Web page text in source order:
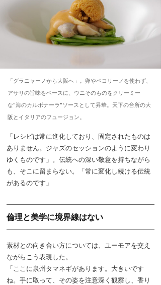
「グラニャーノから大阪へ」。卵やペコリーノを使わず、
アサリの旨味をベースに、ウニそのものをクリーミー
な"海のカルボナーラ"ソースとして昇華。天下の台所の大
阪とイタリアのフュージョン。
「レシピは常に進化しており、固定されたものは
ありません。ジャズのセッションのように変わり
ゆくものです」。伝統への深い敬意を持ちながら
も、そこに留まらない。「常に変化し続ける伝統
があるのです」
倫理と美学に境界線はない
素材との向き合い方については、ユーモアを交え
ながらこう表現した。
「ここに泉州タマネギがあります。大きいです
ね。手に取って、その姿を注意深く観察し、香り